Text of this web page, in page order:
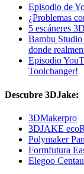
Episodio de
¿Problemas
5 escáneres
Bambu
donde
Episodio
Toolchanger!
Descubre 3DJake:
3DMakerpro
3DJAKE
Polymaker
Formfutura
Elegoo